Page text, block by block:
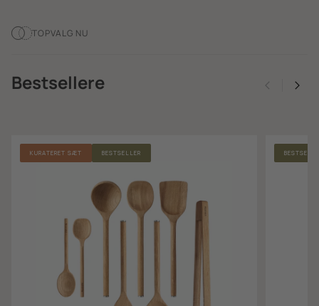
TOPVALG NU
Bestsellere
KURATERET SÆT BESTSELLER